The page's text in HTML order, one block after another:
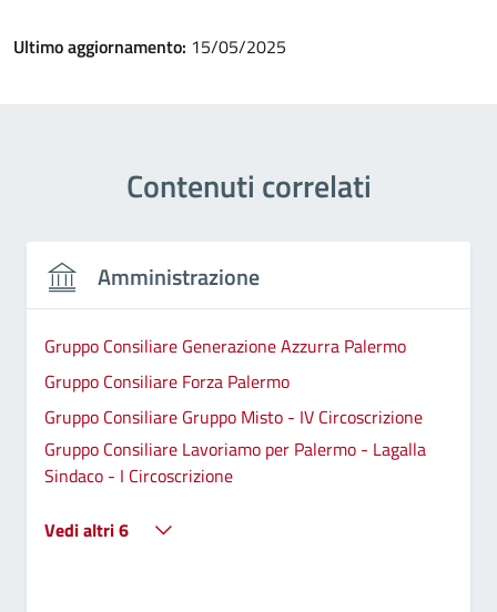
Ultimo aggiornamento: 15/05/2025
Contenuti correlati
Amministrazione
Gruppo Consiliare Generazione Azzurra Palermo
Gruppo Consiliare Forza Palermo
Gruppo Consiliare Gruppo Misto - IV Circoscrizione
Gruppo Consiliare Lavoriamo per Palermo - Lagalla
Sindaco - I Circoscrizione
Vedi altri 6